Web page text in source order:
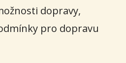
dopravy,
pro dopravu